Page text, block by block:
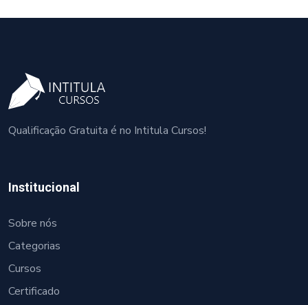
Qualificação Gratuita é no Intitula Cursos!
Institucional
Sobre nós
Categorias
Cursos
Certificado